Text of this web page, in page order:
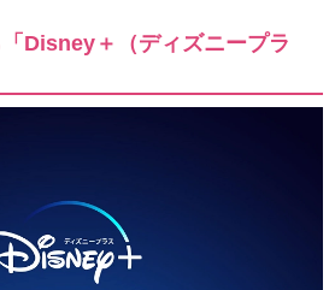
Disney＋（ディズニープラ